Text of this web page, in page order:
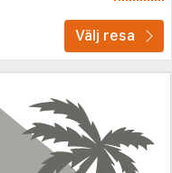
Välj resa